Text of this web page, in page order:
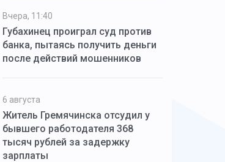
Вчера, 11:40
Губахинец проиграл суд против
банка, пытаясь получить деньги
после действий мошенников
6 августа
Житель Гремячинска отсудил у
бывшего работодателя 368
тысяч рублей за задержку
зарплаты